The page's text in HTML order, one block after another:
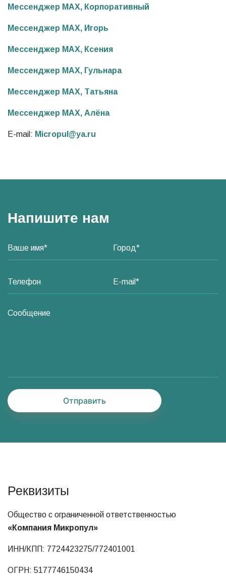
Мессенджер MAX, Корпоративный
Мессенджер MAX, Игорь
Мессенджер MAX, Ксения
Мессенджер MAX, Гульнара
Мессенджер MAX, Татьяна
Мессенджер MAX, Алёна
E-mail: Micropul@ya.ru
Напишите нам
Отправить
Реквизиты
Общество с ограниченной ответственностью
«Компания Микропул»
ИНН/КПП: 7724423275/772401001
ОГРН: 5177746150434